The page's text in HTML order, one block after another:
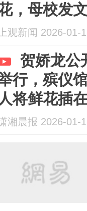
，母校发
上观新闻 2026-01-
贺娇龙公
行，殡仪
人将鲜花插
湘晨报 2026-01-